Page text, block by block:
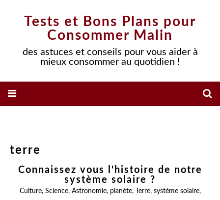
Tests et Bons Plans pour
Consommer Malin
des astuces et conseils pour vous aider à
mieux consommer au quotidien !
terre
Connaissez vous l'histoire de notre
système solaire ?
Culture, Science, Astronomie, planète, Terre, système solaire,